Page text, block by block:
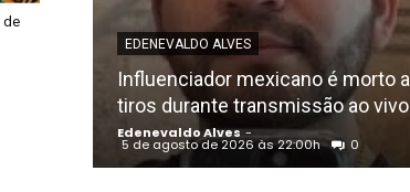
de
EDENEVALDO ALVES
Influenciador mexicano é morto a
tiros durante transmissão ao vivo
Edenevaldo Alves -
5 de agosto de 2026 às 22:00h 0